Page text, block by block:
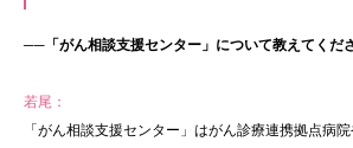
──「がん相談支援センター」について教えてくだ
若尾：
「がん相談支援センター」はがん診療連携拠点病